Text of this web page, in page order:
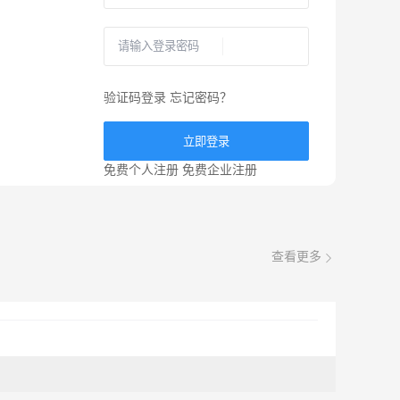
验证码登录 忘记密码？
立即登录
免费个人注册 免费企业注册
查看更多